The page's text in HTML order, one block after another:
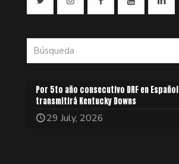
Por 5to año consecutivo DRF en Español
transmitirá Kentucky Downs
29 July, 2026